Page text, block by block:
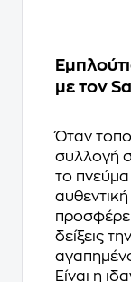
με τον
Όταν
συλλογή
το πνεύμα
αυθεντική
δείξεις
Είναι η